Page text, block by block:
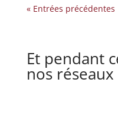
« Entrées précédentes
Et pendant
nos